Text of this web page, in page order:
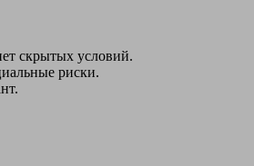
скрытых условий.
риски.